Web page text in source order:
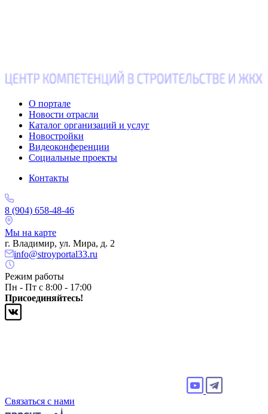
О портале
Новости отрасли
Каталог организаций и услуг
Новостройки
Видеоконференции
Социальные проекты
Контакты
8 (904) 658-48-46
Мы на карте
г. Владимир, ул. Мира, д. 2
info@stroyportal33.ru
Режим работы
Пн - Пт с 8:00 - 17:00
Присоединяйтесь!
Связаться с нами